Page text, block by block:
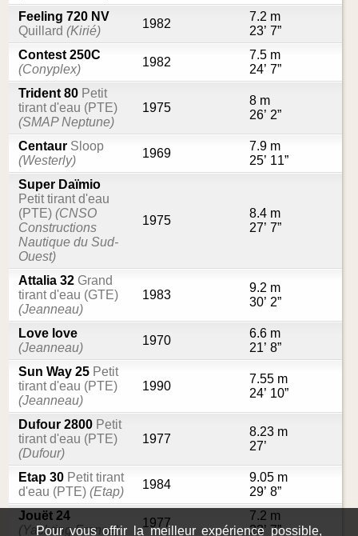
Feeling 720 NV
Quillard (Kirié)
1982
7.2 m
23’ 7”
Contest 250C
(Conyplex)
1982
7.5 m
24’ 7”
Trident 80 Petit
tirant d'eau (PTE)
(SMAP Neptune)
1975
8 m
26’ 2”
Centaur Sloop
(Westerly)
1969
7.9 m
25’ 11”
Super Daïmio
Petit tirant d'eau
(PTE) (CNSO
Constructions
Nautique du Sud-
Ouest)
1975
8.4 m
27’ 7”
Attalia 32 Grand
tirant d'eau (GTE)
(Jeanneau)
1983
9.2 m
30’ 2”
Love love
(Jeanneau)
1970
6.6 m
21’ 8”
Sun Way 25 Petit
tirant d'eau (PTE)
(Jeanneau)
1990
7.55 m
24’ 10”
Dufour 2800 Petit
tirant d'eau (PTE)
(Dufour)
1977
8.23 m
27’
Etap 30 Petit tirant
d'eau (PTE) (Etap)
1984
9.05 m
29’ 8”
Jouët 24
(Yachting France)
1977
7.2 m
23’ 7”
Pour vous offrir la meilleur expérience possible,